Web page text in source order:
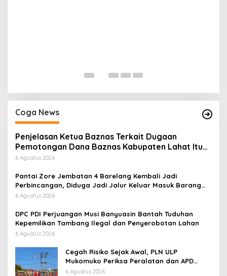
Coga News
Penjelasan Ketua Baznas Terkait Dugaan
Pemotongan Dana Baznas Kabupaten Lahat Itu
Tidak Benar
6 Agustus 2026
Pantai Zore Jembatan 4 Barelang Kembali Jadi
Perbincangan, Diduga Jadi Jalur Keluar Masuk Barang
Tanpa Dokumen Kepabeanan, Nama Berinisial WL
di Kawasan Pesisir
6 Agustus 2026
DPC PDI Perjuangan Musi Banyuasin Bantah Tuduhan
Kepemilikan Tambang Ilegal dan Penyerobotan Lahan
6 Agustus 2026
Cegah Risiko Sejak Awal, PLN ULP
Mukomuko Periksa Peralatan dan APD
Petugas secara Rutin
6 Agustus 2026